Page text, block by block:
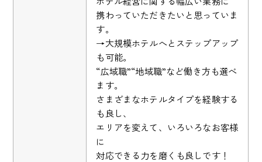
携わっていただきたいと思っていま
す。
→大規模ホテルへとステップアップ
も可能。
“広域職”“地域職”など働き方も選べ
ます。
さまざまなホテルタイプを経験する
も良し、
エリアを変えて、いろいろなお客様
に
対応できる力を磨くも良しです！